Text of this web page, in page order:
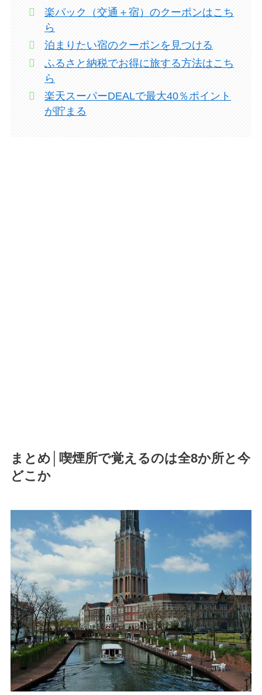
楽パック（交通＋宿）のクーポンはこち
ら
泊まりたい宿のクーポンを見つける
ふるさと納税でお得に旅する方法はこち
ら
楽天スーパーDEALで最大40％ポイント
が貯まる
まとめ│喫煙所で覚えるのは全8か所と今
どこか